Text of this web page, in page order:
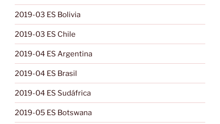
2019-03 ES Bolivia
2019-03 ES Chile
2019-04 ES Argentina
2019-04 ES Brasil
2019-04 ES Sudáfrica
2019-05 ES Botswana